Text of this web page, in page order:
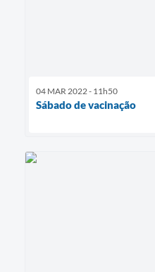
04 MAR 2022 - 11h50
Sábado de vacinação